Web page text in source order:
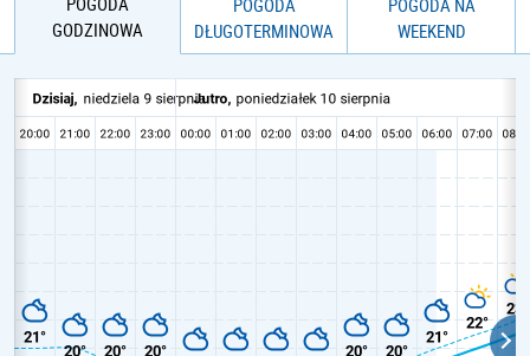
GODZINOWA
POGODA
DŁUGOTERMINOWA
POGODA NA
WEEKEND